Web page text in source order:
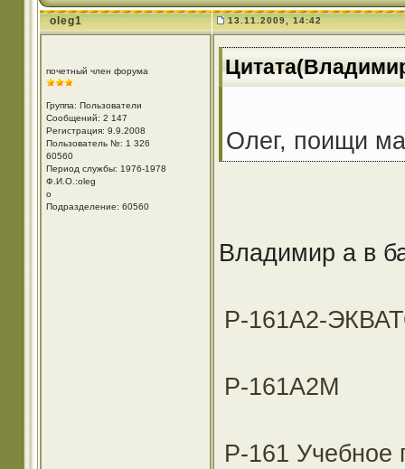
oleg1 13.11.2009, 14:42
почетный член форума
Группа: Пользователи
Сообщений: 2 147
Регистрация: 9.9.2008
Пользователь №: 1 326
60560
Период службы: 1976-1978
Ф.И.О.:oleg
o
Подразделение: 60560
Олег, поищи
Владимир а в
Р-161А2-
Р-161А2М
Р-161 Учебное